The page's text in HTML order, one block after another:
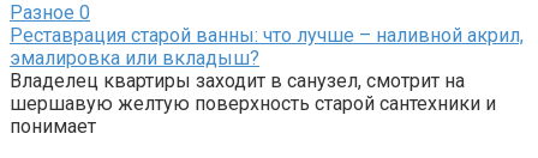
Разное 0
Реставрация старой ванны: что лучше – наливной акрил,
эмалировка или вкладыш?
Владелец квартиры заходит в санузел, смотрит на
шершавую желтую поверхность старой сантехники и
понимает